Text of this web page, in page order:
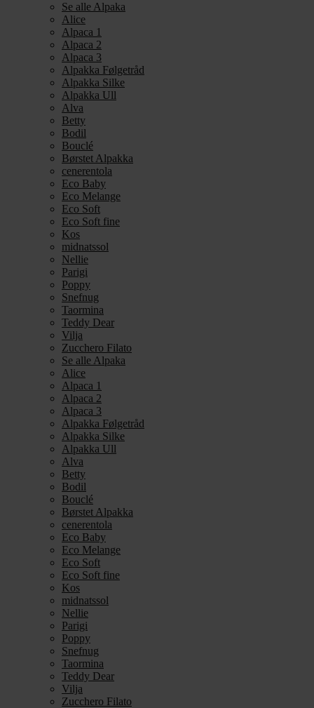
Se alle Alpaka
Alice
Alpaca 1
Alpaca 2
Alpaca 3
Alpakka Følgetråd
Alpakka Silke
Alpakka Ull
Alva
Betty
Bodil
Bouclé
Børstet Alpakka
cenerentola
Eco Baby
Eco Melange
Eco Soft
Eco Soft fine
Kos
midnatssol
Nellie
Parigi
Poppy
Snefnug
Taormina
Teddy Dear
Vilja
Zucchero Filato
Se alle Alpaka
Alice
Alpaca 1
Alpaca 2
Alpaca 3
Alpakka Følgetråd
Alpakka Silke
Alpakka Ull
Alva
Betty
Bodil
Bouclé
Børstet Alpakka
cenerentola
Eco Baby
Eco Melange
Eco Soft
Eco Soft fine
Kos
midnatssol
Nellie
Parigi
Poppy
Snefnug
Taormina
Teddy Dear
Vilja
Zucchero Filato